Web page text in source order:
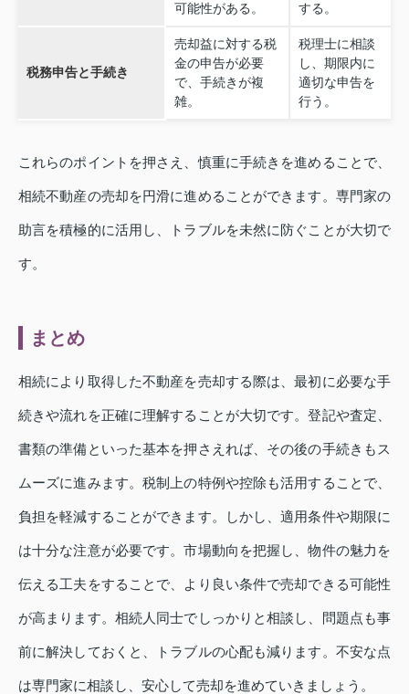
可能性がある。 する。
税務申告と手続き
売却益に対する税
金の申告が必要
で、手続きが複
雑。
税理士に相談
し、期限内に
適切な申告を
行う。
これらのポイントを押さえ、慎重に手続きを進めることで、
相続不動産の売却を円滑に進めることができます。専門家の
助言を積極的に活用し、トラブルを未然に防ぐことが大切で
す。
まとめ
相続により取得した不動産を売却する際は、最初に必要な手
続きや流れを正確に理解することが大切です。登記や査定、
書類の準備といった基本を押さえれば、その後の手続きもス
ムーズに進みます。税制上の特例や控除も活用することで、
負担を軽減することができます。しかし、適用条件や期限に
は十分な注意が必要です。市場動向を把握し、物件の魅力を
伝える工夫をすることで、より良い条件で売却できる可能性
が高まります。相続人同士でしっかりと相談し、問題点も事
前に解決しておくと、トラブルの心配も減ります。不安な点
は専門家に相談し、安心して売却を進めていきましょう。